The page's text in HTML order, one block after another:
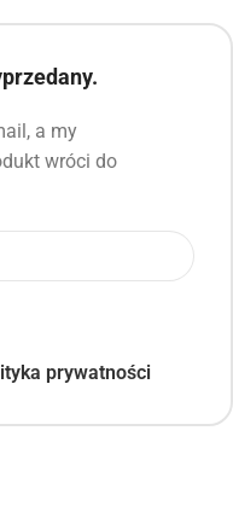
a my
wróci do
prywatności